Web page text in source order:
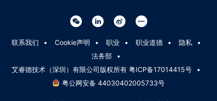
Linkedin 关联
Weibo 关联Youku 关联
联系我们 Cookie声明 职业 职业道德
隐私
法务部
艾睿德技术（深圳）有限公司版权所有 粤ICP备17014415号
粤公网安备 44030402005733号